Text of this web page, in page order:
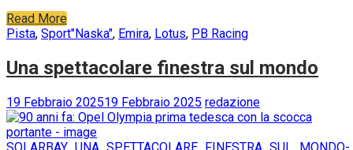
Read More
Pista, Sport"Naska", Emira, Lotus, PB Racing
Una spettacolare finestra sul mondo
19 Febbraio 202519 Febbraio 2025 redazione